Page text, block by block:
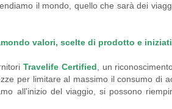
il mondo, quello che sarà dei
valori, scelte di prodotto e
Travelife Certified , un
per limitare al massimo il consumo
all'inizio del viaggio, si possono